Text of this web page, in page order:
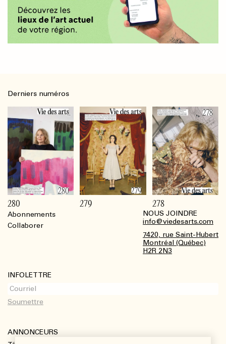
Abonnements
Collaborer
NOUS JOINDRE
info@viedesarts.com
7420, rue Saint-Hubert
Montréal (Québec)
H2R 2N3
INFOLETTRE
ANNONCEURS
Derniers numéros
280 279 278